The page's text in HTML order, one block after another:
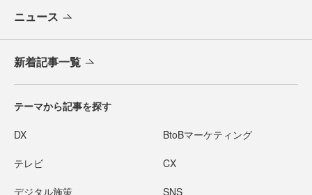
ニュース
新着記事一覧
テーマから記事を探す
DX BtoBマーケティング
テレビ CX
デジタル施策 SNS